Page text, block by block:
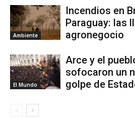
Ambiente
Incendios en
Paraguay: las
agronegocio
El Mundo
Arce y el
sofocaron un
golpe de